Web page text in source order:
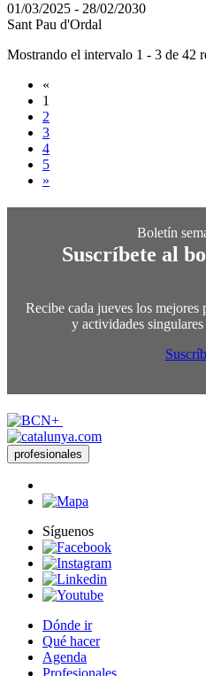
01/03/2025 - 28/02/2030
Sant Pau d'Ordal
Mostrando el intervalo 1 - 3 de 42
«
1
2
3
4
5
»
Suscríbete al
Recibe cada jueves los mejores
y actividades
profesionales
Síguenos
Dónde ir
Qué hacer
Agenda